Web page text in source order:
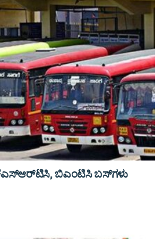
ಕೆಎಸ್​ಆರ್​ಟಿಸಿ, ಬಿಎಂಟಿಸಿ ಬಸ್​ಗಳು​